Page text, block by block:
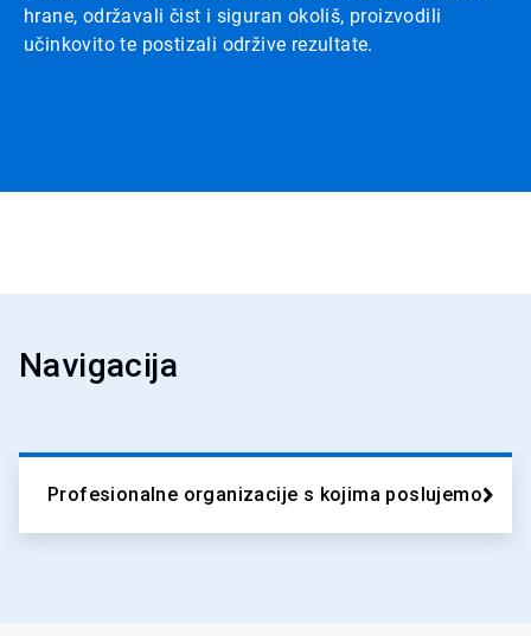
hrane, održavali čist i siguran okoliš, proizvodili
učinkovito te postizali održive rezultate.
Navigacija
Profesionalne organizacije s kojima poslujemo